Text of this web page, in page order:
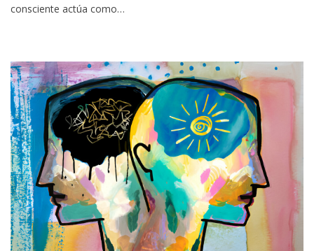
consciente actúa como…